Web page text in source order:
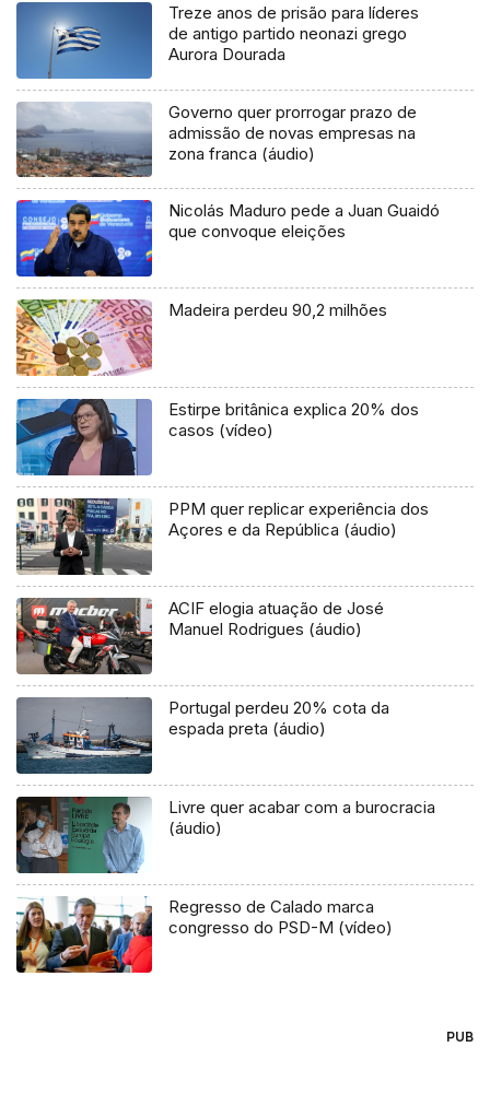
Treze anos de prisão para líderes
de antigo partido neonazi grego
Aurora Dourada
Governo quer prorrogar prazo de
admissão de novas empresas na
zona franca (áudio)
Nicolás Maduro pede a Juan Guaidó
que convoque eleições
Madeira perdeu 90,2 milhões
Estirpe britânica explica 20% dos
casos (vídeo)
PPM quer replicar experiência dos
Açores e da República (áudio)
ACIF elogia atuação de José
Manuel Rodrigues (áudio)
Portugal perdeu 20% cota da
espada preta (áudio)
Livre quer acabar com a burocracia
(áudio)
Regresso de Calado marca
congresso do PSD-M (vídeo)
PUB